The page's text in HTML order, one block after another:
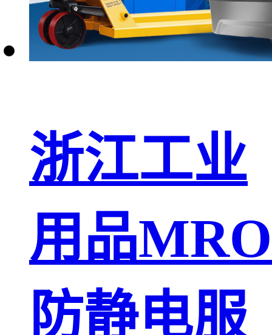
浙江工业
用品MRO
防静电服